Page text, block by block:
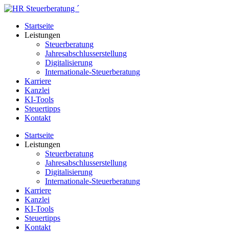
Zum
springenStartseite
Leistungen
Steuerberatung
Jahresabschlusserstellung
Digitalisierung
Internationale-Steuerberatung
Karriere
Kanzlei
KI-Tools
Steuertipps
Kontakt
Startseite
Leistungen
Steuerberatung
Jahresabschlusserstellung
Digitalisierung
Internationale-Steuerberatung
Karriere
Kanzlei
KI-Tools
Steuertipps
Kontakt